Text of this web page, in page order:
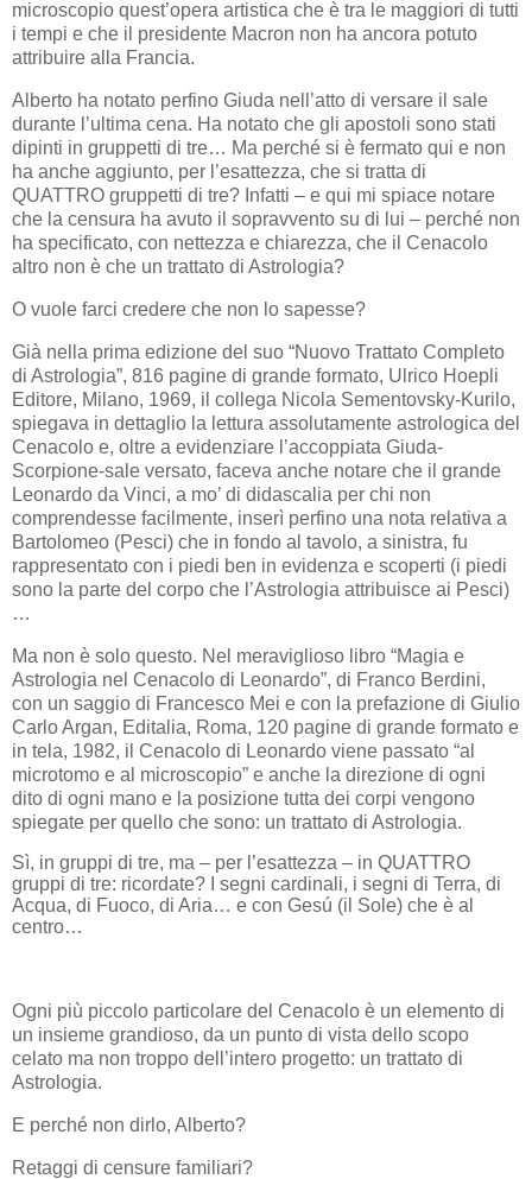
microscopio quest’opera artistica che è tra le maggiori di tutti
i tempi e che il presidente Macron non ha ancora potuto
attribuire alla Francia.
Alberto ha notato perfino Giuda nell’atto di versare il sale
durante l’ultima cena. Ha notato che gli apostoli sono stati
dipinti in gruppetti di tre… Ma perché si è fermato qui e non
ha anche aggiunto, per l’esattezza, che si tratta di
QUATTRO gruppetti di tre? Infatti – e qui mi spiace notare
che la censura ha avuto il sopravvento su di lui – perché non
ha specificato, con nettezza e chiarezza, che il Cenacolo
altro non è che un trattato di Astrologia?
O vuole farci credere che non lo sapesse?
Già nella prima edizione del suo “Nuovo Trattato Completo
di Astrologia”, 816 pagine di grande formato, Ulrico Hoepli
Editore, Milano, 1969, il collega Nicola Sementovsky-Kurilo,
spiegava in dettaglio la lettura assolutamente astrologica del
Cenacolo e, oltre a evidenziare l’accoppiata Giuda-
Scorpione-sale versato, faceva anche notare che il grande
Leonardo da Vinci, a mo’ di didascalia per chi non
comprendesse facilmente, inserì perfino una nota relativa a
Bartolomeo (Pesci) che in fondo al tavolo, a sinistra, fu
rappresentato con i piedi ben in evidenza e scoperti (i piedi
sono la parte del corpo che l’Astrologia attribuisce ai Pesci)
…
Ma non è solo questo. Nel meraviglioso libro “Magia e
Astrologia nel Cenacolo di Leonardo”, di Franco Berdini,
con un saggio di Francesco Mei e con la prefazione di Giulio
Carlo Argan, Editalia, Roma, 120 pagine di grande formato e
in tela, 1982, il Cenacolo di Leonardo viene passato “al
microtomo e al microscopio” e anche la direzione di ogni
dito di ogni mano e la posizione tutta dei corpi vengono
spiegate per quello che sono: un trattato di Astrologia.
Sì, in gruppi di tre, ma – per l’esattezza – in QUATTRO
gruppi di tre: ricordate? I segni cardinali, i segni di Terra, di
Acqua, di Fuoco, di Aria… e con Gesú (il Sole) che è al
centro…
Ogni più piccolo particolare del Cenacolo è un elemento di
un insieme grandioso, da un punto di vista dello scopo
celato ma non troppo dell’intero progetto: un trattato di
Astrologia.
E perché non dirlo, Alberto?
Retaggi di censure familiari?